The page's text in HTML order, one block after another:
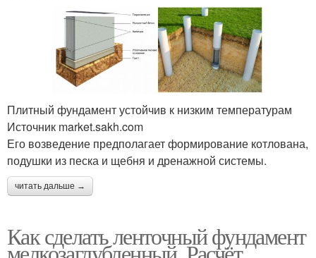
Плитный фундамент устойчив к низким температурам
Источник market.sakh.com
Его возведение предполагает формирование котлована,
подушки из песка и щебня и дренажной системы.
читать дальше →
Как сделать ленточный фундамент